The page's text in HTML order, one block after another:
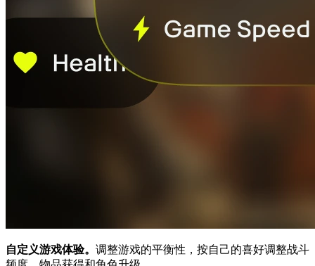
自定义游戏体验。 调整游戏的平衡性，按自己的喜好调整战斗